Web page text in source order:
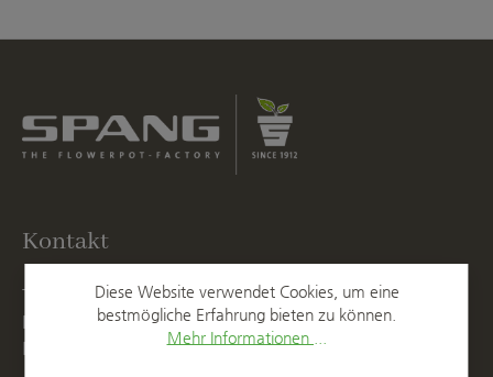
Kontakt
T
+49 2623 887 0
F
+49 2623 887 149
E
Diese Website verwendet Cookies, um eine
bestmögliche Erfahrung bieten zu können.
Mehr Informationen ...